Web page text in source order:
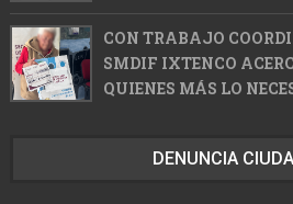
CON TRABAJO
SMDIF IXTENCO
QUIENES MÁS LO
DENUNCIA